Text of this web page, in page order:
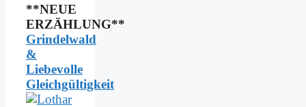
**NEUE
ERZÄHLUNG**
Grindelwald
&
Liebevolle
Gleichgültigkeit